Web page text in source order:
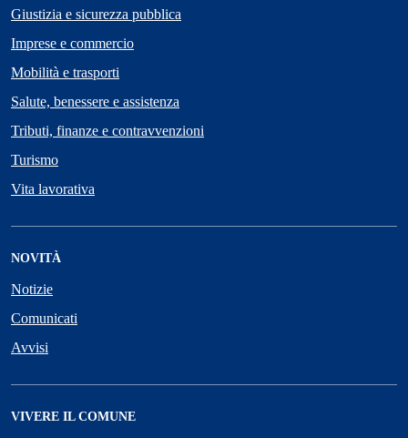
Giustizia e sicurezza pubblica
Imprese e commercio
Mobilità e trasporti
Salute, benessere e assistenza
Tributi, finanze e contravvenzioni
Turismo
Vita lavorativa
NOVITÀ
Notizie
Comunicati
Avvisi
VIVERE IL COMUNE